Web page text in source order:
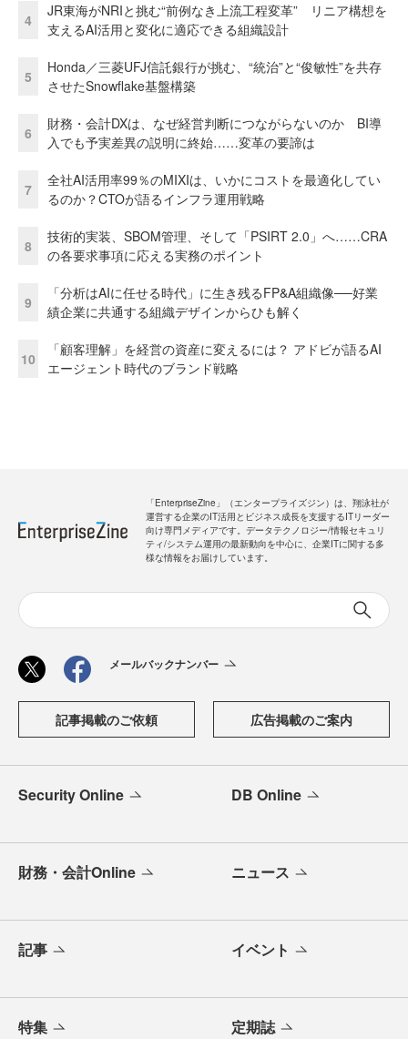
4
JR東海がNRIと挑む“前例なき上流工程変革” リニア構想を
支えるAI活用と変化に適応できる組織設計
5
Honda／三菱UFJ信託銀行が挑む、“統治”と“俊敏性”を共存
させたSnowflake基盤構築
6
財務・会計DXは、なぜ経営判断につながらないのか BI導
入でも予実差異の説明に終始……変革の要諦は
7
全社AI活用率99％のMIXIは、いかにコストを最適化してい
るのか？CTOが語るインフラ運用戦略
8
技術的実装、SBOM管理、そして「PSIRT 2.0」へ……CRA
の各要求事項に応える実務のポイント
9
「分析はAIに任せる時代」に生き残るFP&A組織像──好業
績企業に共通する組織デザインからひも解く
10
「顧客理解」を経営の資産に変えるには？ アドビが語るAI
エージェント時代のブランド戦略
「EnterpriseZine」（エンタープライズジン）は、翔泳社が
運営する企業のIT活用とビジネス成長を支援するITリーダー
向け専門メディアです。データテクノロジー/情報セキュリ
ティ/システム運用の最新動向を中心に、企業ITに関する多
様な情報をお届けしています。
メールバックナンバー
記事掲載のご依頼 広告掲載のご案内
Security Online DB Online
財務・会計Online ニュース
記事 イベント
特集 定期誌